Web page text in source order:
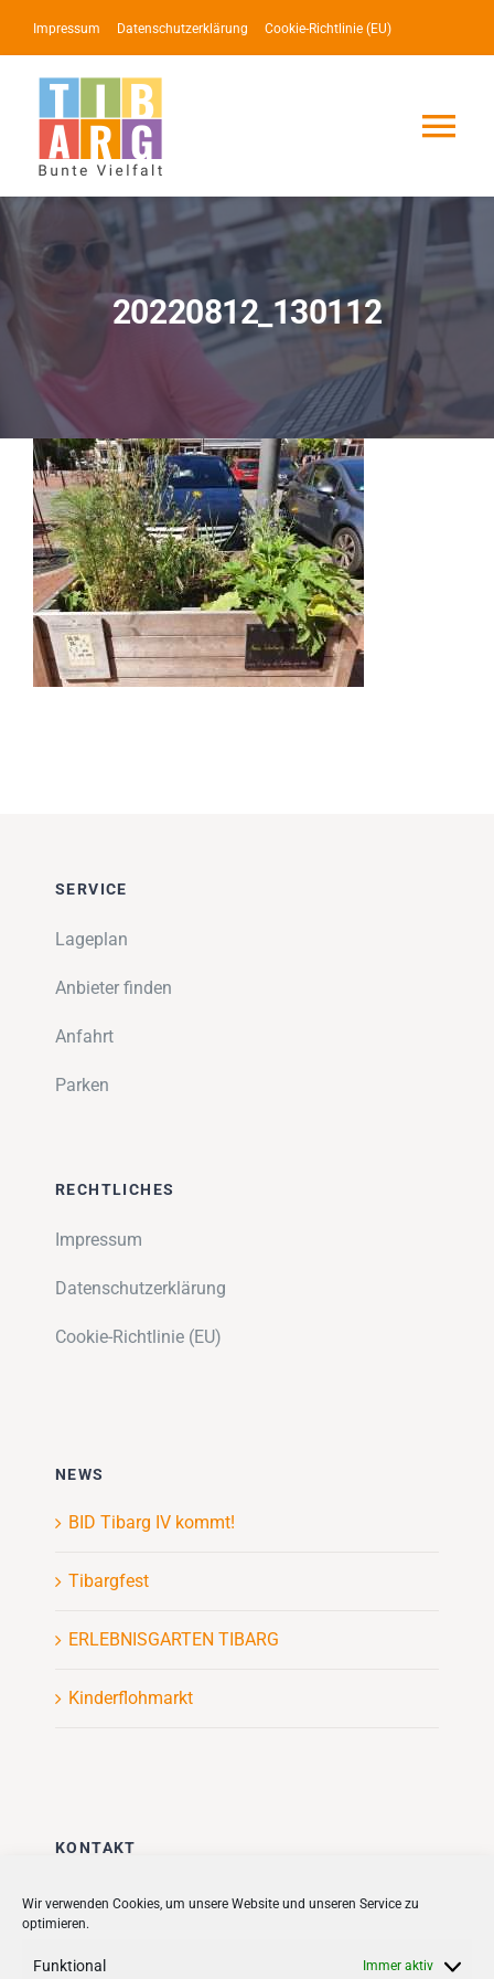
Wir verwenden Cookies, um unsere Website und unseren Service zu
optimieren.
Funktional Immer aktiv
Inhalt
springen
Impressum Datenschutzerklärung Cookie-Richtlinie (EU)
Lotse
Service
Events
Impressionen
Über uns
SUCHE
NACH:
20220812_130112
SERVICE
Lageplan
Anbieter finden
Anfahrt
Parken
RECHTLICHES
Impressum
Datenschutzerklärung
Cookie-Richtlinie (EU)
NEWS
BID Tibarg IV kommt!
Tibargfest
ERLEBNISGARTEN TIBARG
Kinderflohmarkt
KONTAKT
Stadt + Handel City- und
Quartiersmanagement